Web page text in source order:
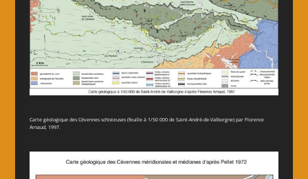
Carte géologique des Cévennes schisteuses (feuille à 1/50 000 de Saint-André-de-Valborgne) par Florence
Arnaud, 1997.